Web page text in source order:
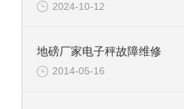
2024-10-12
地磅厂家电子秤故障维修
2014-05-16